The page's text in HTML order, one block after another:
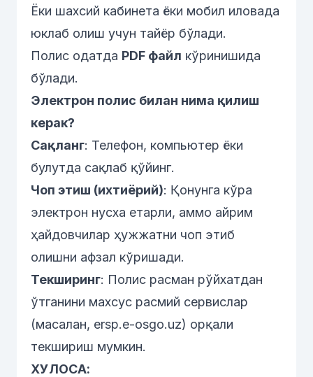
Ёки шахсий кабинета ёки мобил иловада
юклаб олиш учун тайёр бўлади.
Полис одатда PDF файл кўринишида
бўлади.
Электрон полис билан нима қилиш
керак?
Сақланг: Телефон, компьютер ёки
булутда сақлаб қўйинг.
Чоп этиш (ихтиёрий): Қонунга кўра
электрон нусха етарли, аммо айрим
ҳайдовчилар ҳужжатни чоп этиб
олишни афзал кўришади.
Текширинг: Полис расман рўйхатдан
ўтганини махсус расмий сервислар
(масалан, ersp.e-osgo.uz) орқали
текшириш мумкин.
ХУЛОСА: